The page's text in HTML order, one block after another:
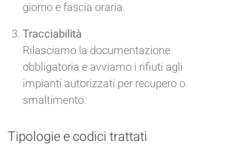
giorno e fascia oraria.
Tracciabilità
Rilasciamo la documentazione
obbligatoria e avviamo i rifiuti agli
impianti autorizzati per recupero o
smaltimento.
Tipologie e codici trattati